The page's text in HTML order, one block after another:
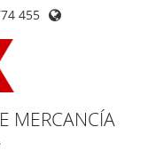
455
MERCANCÍA